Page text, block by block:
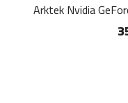
Arktek Nvidia